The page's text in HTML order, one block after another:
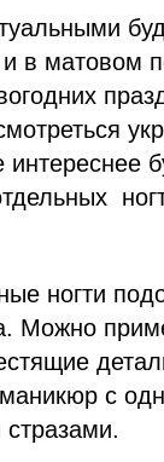
и в матовом
ногти
Можно
маникюр с